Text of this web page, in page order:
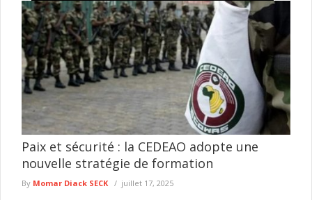
Les Patriotes républicains
Le parti Pastef continue d'enregistrer des départs dans le
département de Keur Massar. Après celui de l'ancienne ministre
de la ...
lire plus
Paix et sécurité : la CEDEAO adopte une
nouvelle stratégie de formation
By Momar Diack SECK juillet 17, 2025